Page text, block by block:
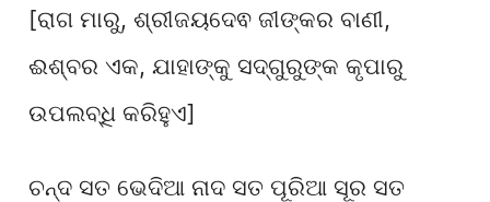
[ରାଗ ମାରୁ, ଶ୍ରୀଜୟଦେଵ ଜୀଙ୍କର ବାଣୀ,
ଈଶ୍ବର ଏକ, ଯାହାଙ୍କୁ ସଦ୍ଗୁରୁଙ୍କ କୃପାରୁ
ଉପଲବ୍ଧି କରିହୁଏ]
ଚନ୍ଦ ସତ ଭେଦିଆ ନାଦ ସତ ପୂରିଆ ସୂର ସତ